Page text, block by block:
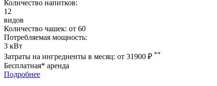
Количество напитков:
12
видов
Количество чашек: от 60
Потребляемая мощность:
3 кВт
Затраты на ингредиенты в месяц: от 31900 ₽ **
Бесплатная* аренда
Подробнее